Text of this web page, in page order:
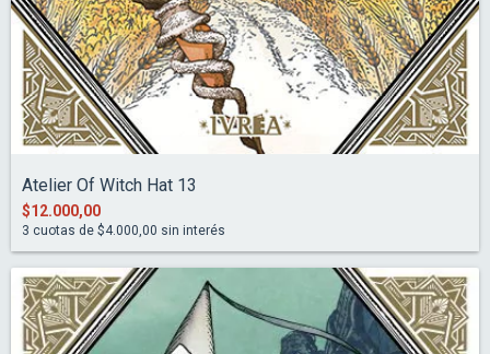
Atelier Of Witch Hat 13
$12.000,00
3 cuotas de $4.000,00 sin interés